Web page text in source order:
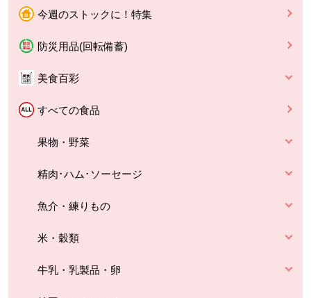
今週のストックに！特集
防災用品(回転備蓄)
美食百彩
すべての食品
果物・野菜
精肉･ハム･ソーセージ
魚介・練りもの
米・穀類
牛乳・乳製品・卵